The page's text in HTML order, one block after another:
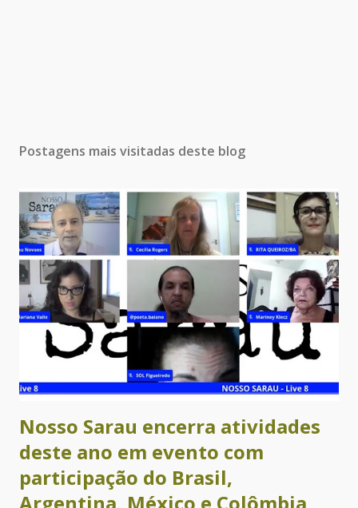
Postagens mais visitadas deste blog
Nosso Sarau encerra atividades
deste ano em evento com
participação do Brasil,